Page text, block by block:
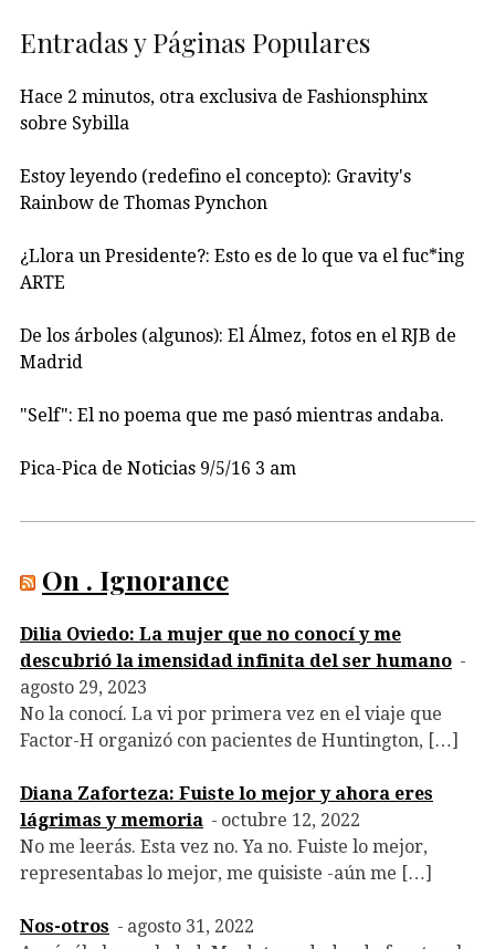
Entradas y Páginas Populares
Hace 2 minutos, otra exclusiva de Fashionsphinx
sobre Sybilla
Estoy leyendo (redefino el concepto): Gravity's
Rainbow de Thomas Pynchon
¿Llora un Presidente?: Esto es de lo que va el fuc*ing
ARTE
De los árboles (algunos): El Álmez, fotos en el RJB de
Madrid
"Self": El no poema que me pasó mientras andaba.
Pica-Pica de Noticias 9/5/16 3 am
On . Ignorance
Dilia Oviedo: La mujer que no conocí y me
descubrió la imensidad infinita del ser humano
agosto 29, 2023
No la conocí. La vi por primera vez en el viaje que
Factor-H organizó con pacientes de Huntington, […]
Diana Zaforteza: Fuiste lo mejor y ahora eres
lágrimas y memoria
octubre 12, 2022
No me leerás. Esta vez no. Ya no. Fuiste lo mejor,
representabas lo mejor, me quisiste -aún me […]
Nos-otros
agosto 31, 2022